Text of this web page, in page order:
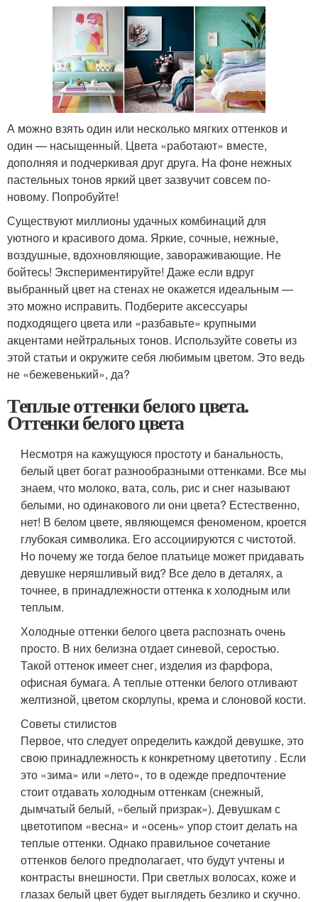
А можно взять один или несколько мягких оттенков и
один — насыщенный. Цвета «работают» вместе,
дополняя и подчеркивая друг друга. На фоне нежных
пастельных тонов яркий цвет зазвучит совсем по-
новому. Попробуйте!
Существуют миллионы удачных комбинаций для
уютного и красивого дома. Яркие, сочные, нежные,
воздушные, вдохновляющие, завораживающие. Не
бойтесь! Экспериментируйте! Даже если вдруг
выбранный цвет на стенах не окажется идеальным —
это можно исправить. Подберите аксессуары
подходящего цвета или «разбавьте» крупными
акцентами нейтральных тонов. Используйте советы из
этой статьи и окружите себя любимым цветом. Это ведь
не «бежевенький», да?
Теплые оттенки белого цвета.
Оттенки белого цвета
Несмотря на кажущуюся простоту и банальность,
белый цвет богат разнообразными оттенками. Все мы
знаем, что молоко, вата, соль, рис и снег называют
белыми, но одинакового ли они цвета? Естественно,
нет! В белом цвете, являющемся феноменом, кроется
глубокая символика. Его ассоциируются с чистотой.
Но почему же тогда белое платьице может придавать
девушке неряшливый вид? Все дело в деталях, а
точнее, в принадлежности оттенка к холодным или
теплым.
Холодные оттенки белого цвета распознать очень
просто. В них белизна отдает синевой, серостью.
Такой оттенок имеет снег, изделия из фарфора,
офисная бумага. А теплые оттенки белого отливают
желтизной, цветом скорлупы, крема и слоновой кости.
Советы стилистов
Первое, что следует определить каждой девушке, это
свою принадлежность к конкретному цветотипу . Если
это «зима» или «лето», то в одежде предпочтение
стоит отдавать холодным оттенкам (снежный,
дымчатый белый, «белый призрак»). Девушкам с
цветотипом «весна» и «осень» упор стоит делать на
теплые оттенки. Однако правильное сочетание
оттенков белого предполагает, что будут учтены и
контрасты внешности. При светлых волосах, коже и
глазах белый цвет будет выглядеть безлико и скучно.